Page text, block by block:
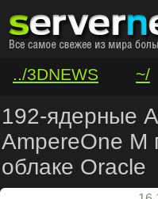
../3DNEWS ~/
/VAR/CONTACT
192-ядерные
AmpereOne M
облаке Oracle